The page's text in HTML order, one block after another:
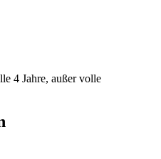
4 Jahre, außer volle